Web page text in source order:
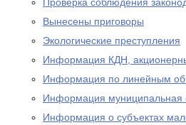
Вынесены приговоры
Экологические преступления
Информация КДН,
Информация по линейным
Информация муниципальная
Информация о субъектах